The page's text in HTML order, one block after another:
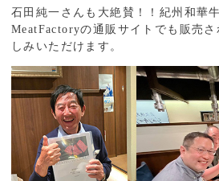
石田純一さんも大絶賛！！紀州和華
MeatFactoryの通販サイトでも販売
しみいただけます。